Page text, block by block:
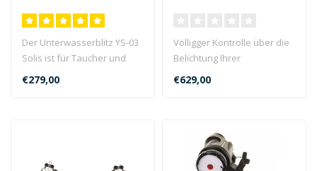
Der Unterwasserblitz YS-03
Solis ist für Taucher und
Schnorchler gedacht, die e..
€279,00
Völligger Kontrolle über die
Belichtung Ihrer
Unterwasserbilder mit dem
neuen ..
€629,00